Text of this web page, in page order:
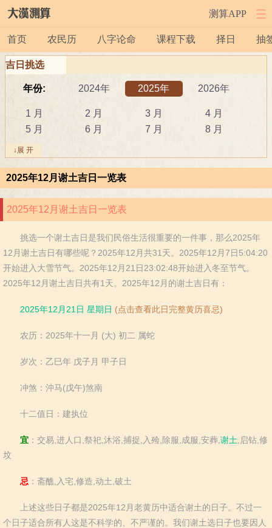
测算APP
首页 农民历 八字论命 课程下载 择日 抽
吉日挑选
年份: 2024年 2025年 2026年
1 月 2 月 3 月
4 月
5 月
6 月 7 月
8 月
9 月
吉日: 安葬 出行
动土
祭祀
结婚
订婚
破土 搬新家
谢土
修坟
装修
属相: 鼠 牛
虎
兔
龙 蛇
马
羊
猴 鸡
狗
猪
↓展 开
2025年12月谢土吉日一览表
2025年12月谢土吉日一览表
挑选一个谢土吉日是我们民俗生活很重要的一件事，那么2025年
12月谢土吉日有哪些呢？2025年12月共31天。2025年12月7日5:04:20
开始进入大雪节气。2025年12月21日23:02:48开始进入冬至节气。
2025年12月谢土吉日共有1天。2025年12月的谢土吉日有：
2025年12月21日 星期日 (点击查看此日完整黄历喜忌)
农历：2025年十一月 (大) 初二 属蛇
岁次：乙巳年 戊子月 甲子日
冲煞：沖马(戊午)煞南
十二值日：建执位
宜 ：交易,进人口,祭祀,沐浴,捕捉,入殓,除服,成服,安葬, 谢土 ,启钻,修
坟
忌 ：斋醮,入宅,修造,动土,破土
上述这些日子都是2025年12月老黄历中适合谢土的日子。不过一
个日子适合所有人这是不科学的、不严谨的。我们谢土选日子也要因人